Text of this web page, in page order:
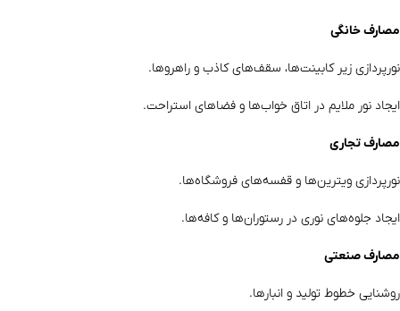
مصارف خانگی
نورپردازی زیر کابینت‌ها، سقف‌های کاذب و راهروها.
ایجاد نور ملایم در اتاق خواب‌ها و فضاهای استراحت.
مصارف تجاری
نورپردازی ویترین‌ها و قفسه‌های فروشگاه‌ها.
ایجاد جلوه‌های نوری در رستوران‌ها و کافه‌ها.
مصارف صنعتی
روشنایی خطوط تولید و انبارها.